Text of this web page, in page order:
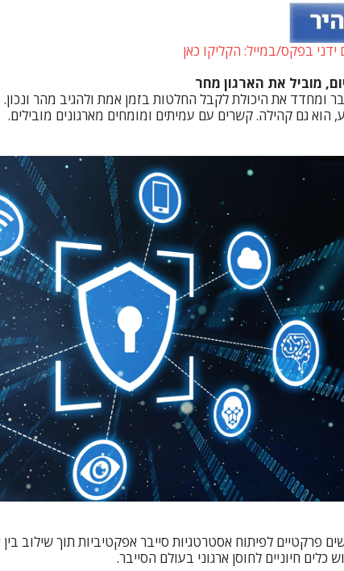
בפקס/במייל: הקליקו כאן
מוביל את הארגון מחר
ומחדד את היכולת לקבל החלטות בזמן אמת ולהגיב מהר ונכון.
הוא גם קהילה. קשרים עם עמיתים ומומחים מארגונים מובילים.
פרקטיים לפיתוח אסטרטגיות סייבר אפקטיביות תוך שילוב
כלים חיוניים לחוסן ארגוני בעולם הסייבר.